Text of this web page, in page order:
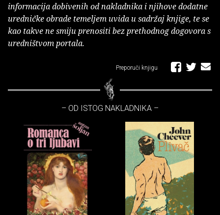
informacija dobivenih od nakladnika i njihove dodatne
uredničke obrade temeljem uvida u sadržaj knjige, te se
kao takve ne smiju prenositi bez prethodnog dogovora s
uredništvom portala.
Preporuči knjigu
– OD ISTOG NAKLADNIKA –